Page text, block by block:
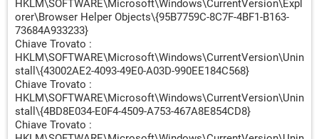
HKLM\SOFTWARE\Microsoft\Windows\CurrentVersion\Expl
orer\Browser Helper Objects\{95B7759C-8C7F-4BF1-B163-
73684A933233}
Chiave Trovato :
HKLM\SOFTWARE\Microsoft\Windows\CurrentVersion\Unin
stall\{43002AE2-4093-49E0-A03D-990EE184C568}
Chiave Trovato :
HKLM\SOFTWARE\Microsoft\Windows\CurrentVersion\Unin
stall\{4BD8E034-E0F4-4509-A753-467A8E854CD8}
Chiave Trovato :